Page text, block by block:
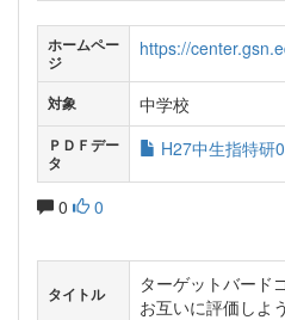
ホームペー
ジ
https://
対象 中学校
ＰＤＦデー
タ
H27中生指特研
0 0
タイトル
ターゲットバード
お互いに評価しよう